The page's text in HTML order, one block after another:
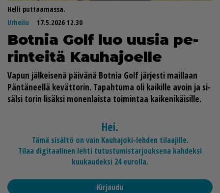
Helli puttaamassa.
Urheilu
17.5.2026 12.30
Bot­nia Golf luo uu­sia pe­
rin­tei­tä Kau­ha­jo­el­le
Va­pun jäl­kei­se­nä päi­vä­nä Bot­nia Golf jär­jes­ti mail­laan
Pän­tä­neel­lä ke­vät­to­rin. Ta­pah­tu­ma oli kai­kil­le avoin ja si­
säl­si to­rin li­säk­si mo­nen­lais­ta toi­min­taa kai­ke­ni­käi­sil­le.
Hei.
Tämä sisältö on vain Kauhajoki-lehden tilaajille.
Tilaa digitaalinen lehti tutustumistarjouksena kahdeksi
kuukaudeksi 24 eurolla.
Kirjaudu